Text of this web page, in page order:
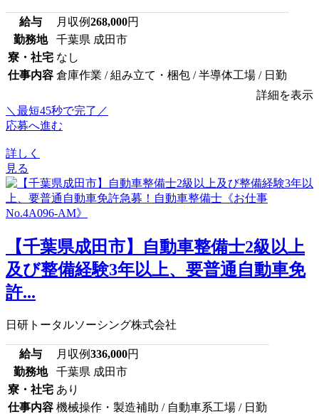
給与 月収例268,000円
勤務地
千葉県 成田市
寮・社宅 なし
仕事内容 倉庫作業 / 組み立て・梱包 / 半導体工場 / 日勤
詳細を表示
＼最短45秒で完了／
応募へ進む
詳しく
見る
【千葉県成田市】自動車整備士2級以上
及び整備経験3年以上、要普通自動車免
許...
日研トータルソーシング株式会社
給与 月収例336,000円
勤務地
千葉県 成田市
寮・社宅 あり
仕事内容 機械操作・製造補助 / 自動車系工場 / 日勤